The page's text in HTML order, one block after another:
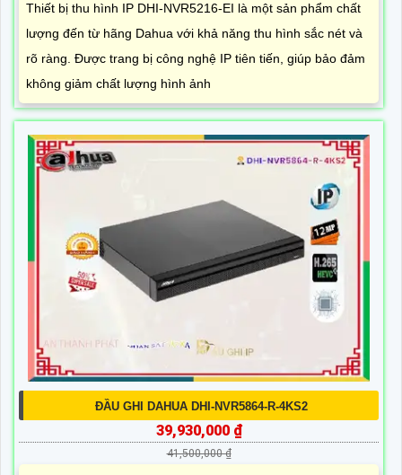
Thiết bị thu hình IP DHI-NVR5216-EI là một sản phẩm chất
lượng đến từ hãng Dahua với khả năng thu hình sắc nét và
rõ ràng. Được trang bị công nghệ IP tiên tiến, giúp bảo đảm
không giảm chất lượng hình ảnh
ĐẦU GHI DAHUA DHI-NVR5864-R-4KS2
39,930,000 ₫
41,500,000 ₫